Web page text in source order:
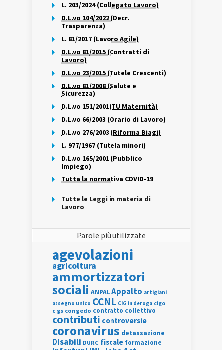
L. 203/2024 (Collegato Lavoro)
D.L.vo 104/2022 (Decr.
Trasparenza)
L. 81/2017 (Lavoro Agile)
D.L.vo 81/2015 (Contratti di
Lavoro)
D.L.vo 23/2015 (Tutele Crescenti)
D.L.vo 81/2008 (Salute e
Sicurezza)
D.L.vo 151/2001(TU Maternità)
D.L.vo 66/2003 (Orario di Lavoro)
D.L.vo 276/2003 (Riforma Biagi)
L. 977/1967 (Tutela minori)
D.L.vo 165/2001 (Pubblico
Impiego)
Tutta la normativa COVID-19
Tutte le Leggi in materia di
Lavoro
Parole più utilizzate
agevolazioni
agricoltura
ammortizzatori
sociali ANPALAppalto artigiani
assegno unico CCNL CIG in deroga cigo
cigs congedo contratto collettivo
contributi controversie
coronavirus detassazione
Disabili DURC fiscale formazione